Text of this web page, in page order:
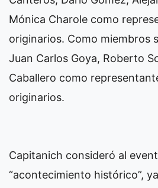
Mónica Charole como
originarios. Como miembros
Juan Carlos Goya, Roberto
Caballero como
originarios.
Capitanich consideró al
“acontecimiento histórico”,